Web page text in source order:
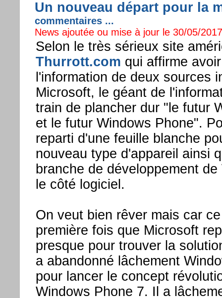
Un nouveau départ pour la
commentaires ...
News ajoutée ou mise à jour le 30/05/
Selon le très sérieux site
Thurrott.com qui affirme
l'information de deux sources
Microsoft, le géant de
train de plancher dur "le futur
et le futur Windows Phone".
reparti d'une feuille blanche
nouveau type d'appareil ainsi
branche de développement
le côté logiciel.
On veut bien rêver mais car
première fois que Microsoft
presque pour trouver la
a abandonné lâchement
pour lancer le concept
Windows Phone 7. Il a